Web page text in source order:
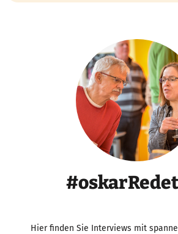
Hier finden Sie Interviews mit